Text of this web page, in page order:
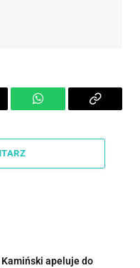
WhatsAppCopy
Kamiński apeluje do